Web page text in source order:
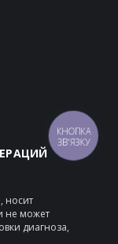
носит
не может
диагноза,
КНОПКА
ЗВ'ЯЗКУ